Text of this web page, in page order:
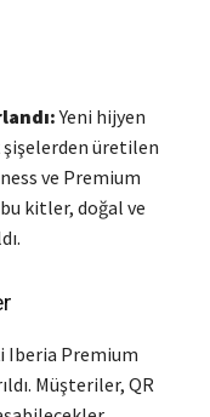
Yeni hijyen
üretilen
ve Premium
kitler, doğal ve
Iberia Premium
Müşteriler, QR